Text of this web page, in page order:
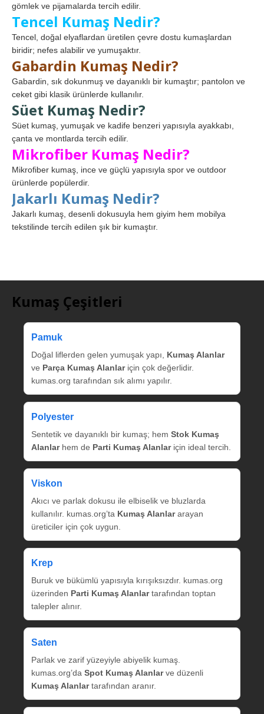
gömlek ve pijamalarda tercih edilir.
Tencel Kumaş Nedir?
Tencel, doğal elyaflardan üretilen çevre dostu kumaşlardan
biridir; nefes alabilir ve yumuşaktır.
Gabardin Kumaş Nedir?
Gabardin, sık dokunmuş ve dayanıklı bir kumaştır; pantolon ve
ceket gibi klasik ürünlerde kullanılır.
Süet Kumaş Nedir?
Süet kumaş, yumuşak ve kadife benzeri yapısıyla ayakkabı,
çanta ve montlarda tercih edilir.
Mikrofiber Kumaş Nedir?
Mikrofiber kumaş, ince ve güçlü yapısıyla spor ve outdoor
ürünlerde popülerdir.
Jakarlı Kumaş Nedir?
Jakarlı kumaş, desenli dokusuyla hem giyim hem mobilya
tekstilinde tercih edilen şık bir kumaştır.
Kumaş Çeşitleri
Pamuk
Doğal liflerden gelen yumuşak yapı, Kumaş Alanlar
ve Parça Kumaş Alanlariçin çok değerlidir.
kumas.org tarafından sık alımı yapılır.
Polyester
Sentetik ve dayanıklı bir kumaş; hem Stok Kumaş
Alanlarhem de Parti Kumaş Alanlariçin ideal tercih.
Viskon
Akıcı ve parlak dokusu ile elbiselik ve bluzlarda
kullanılır. kumas.org’ta Kumaş Alanlararayan
üreticiler için çok uygun.
Krep
Buruk ve bükümlü yapısıyla kırışıksızdır. kumas.org
üzerinden Parti Kumaş Alanlartarafından toptan
talepler alınır.
Saten
Parlak ve zarif yüzeyiyle abiyelik kumaş.
kumas.org’da Spot Kumaş Alanlarve düzenli
Kumaş Alanlartarafından aranır.